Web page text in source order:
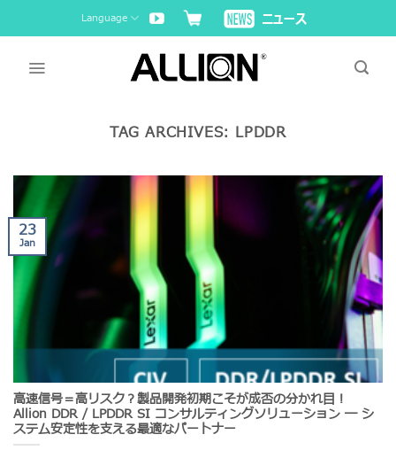
to
Language
TAG ARCHIVES: LPDDR
高速信号＝高リスク？製品開発初期こそが成否の分かれ目！
Allion DDR / LPDDR SI コンサルティングソリューション ― シ
ステム安定性を支える最適なパートナー
23
Jan